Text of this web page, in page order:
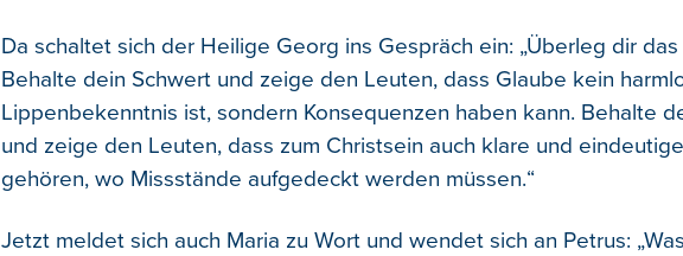
Da schaltet sich der Heilige Georg ins Gespräch ein: „Überleg dir das
Behalte dein Schwert und zeige den Leuten, dass Glaube kein
Lippenbekenntnis ist, sondern Konsequenzen haben kann. Behalte
und zeige den Leuten, dass zum Christsein auch klare und
gehören, wo Missstände aufgedeckt werden müssen.“
Jetzt meldet sich auch Maria zu Wort und wendet sich an Petrus: